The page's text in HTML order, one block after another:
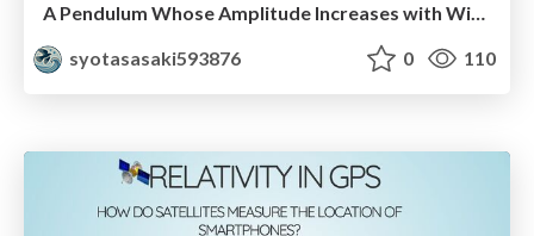
A Pendulum Whose Amplitude Increases with Wind!? ~ Why Did the Tacoma Narrows Bridge Collapse? ~
syotasasaki593876
0 110